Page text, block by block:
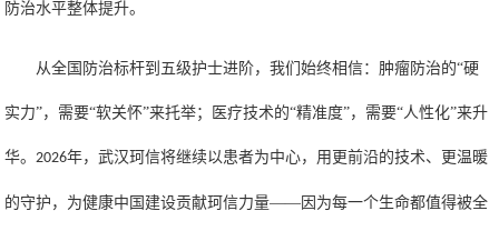
防治水平整体提升。
从全国防治标杆到五级护士进阶，我们始终相信：肿瘤防治的“硬
实力”，需要“软关怀”来托举；医疗技术的“精准度”，需要“人性化”来升
华。 2026年，武汉珂信将继续以患者为中心，用更前沿的技术、更温暖
的守护，为健康中国建设贡献珂信力量——因为每一个生命都值得被全